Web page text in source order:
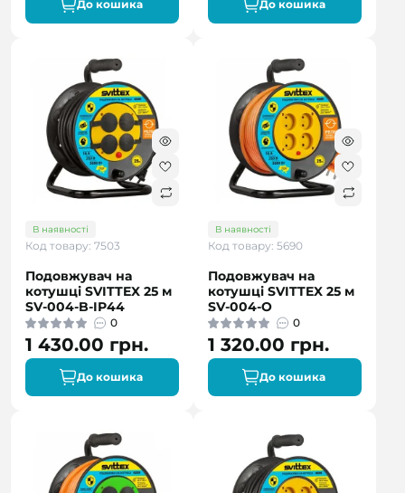
До кошика До кошика
В наявності
Код товару: 7503
Подовжувач на
котушці SVITTEX 25 м
SV-004-B-IP44
0
1 430.00 грн.
До кошика
В наявності
Код товару: 5690
Подовжувач на
котушці SVITTEX 25 м
SV-004-О
0
1 320.00 грн.
До кошика